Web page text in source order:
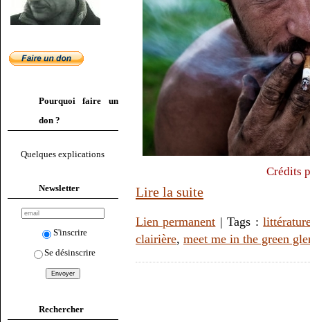
Pourquoi faire un
don ?
Quelques explications
Newsletter
S'inscrire
Se désinscrire
Rechercher
Crédits
Lire la suite
Lien permanent | Tags :
clairière, meet me in the green